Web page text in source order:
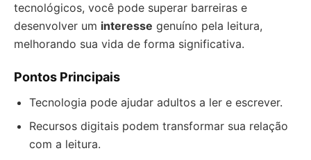
tecnológicos, você pode superar barreiras e
desenvolver um interesse genuíno pela leitura,
melhorando sua vida de forma significativa.
Pontos Principais
Tecnologia pode ajudar adultos a ler e escrever.
Recursos digitais podem transformar sua relação
com a leitura.